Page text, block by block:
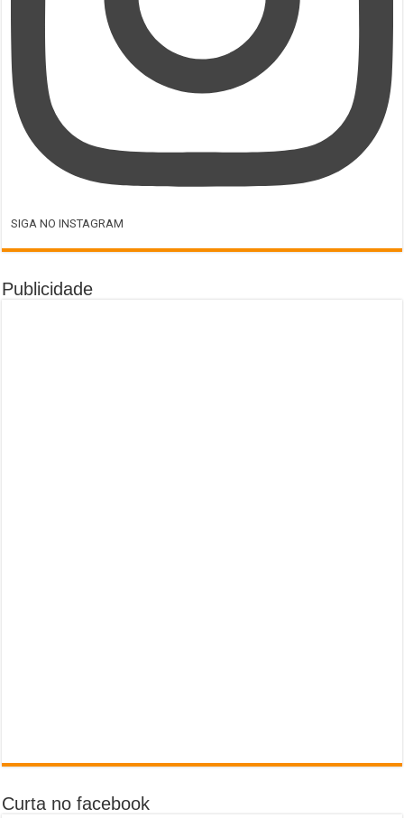
SIGA NO INSTAGRAM
Publicidade
Curta no facebook